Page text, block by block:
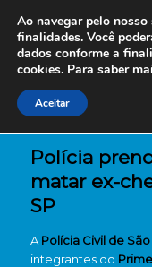
Polícia
matar ex-
SP
A Polícia Civil de
integrantes do
Ao navegar pelo
finalidades. Você
dados conforme a
cookies. Para saber
Aceitar